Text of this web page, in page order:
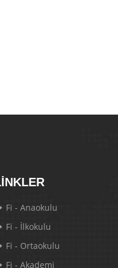
Fi - Anaokulu
Fi - İlkokulu
Fi - Ortaokulu
Fi - Akademi